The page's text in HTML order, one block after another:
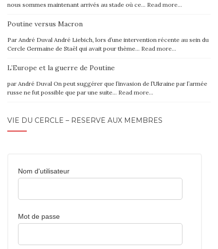
nous sommes maintenant arrivés au stade où ce… Read more…
Poutine versus Macron
Par André Duval André Liebich, lors d’une intervention récente au sein du
Cercle Germaine de Staël qui avait pour thème… Read more…
L’Europe et la guerre de Poutine
par André Duval On peut suggérer que l’invasion de l’Ukraine par l’armée
russe ne fut possible que par une suite… Read more…
VIE DU CERCLE – RÉSERVÉ AUX MEMBRES
Nom d'utilisateur
Mot de passe